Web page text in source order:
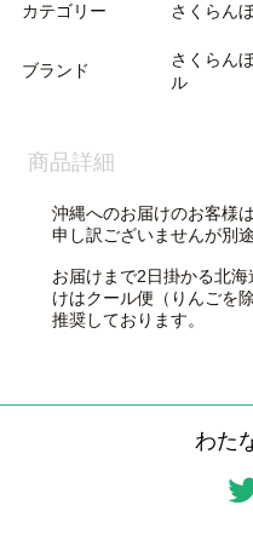
カテゴリー さくらん
ブランド
さくらん
ル
商品詳細
沖縄へのお届けのお客様
申し訳ございませんが別
お届けまで2日掛かる北
けはクール便（りんごを
推奨しております。
わた